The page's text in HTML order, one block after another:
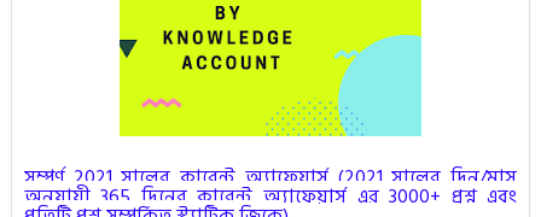
সম্পূর্ণ 2021 সালের কারেন্ট অ্যাফেয়ার্স (2021 সালের দিন/মাস
অনুযায়ী 365 দিনের কারেন্ট অ্যাফেয়ার্স এর 3000+ প্রশ্ন এবং